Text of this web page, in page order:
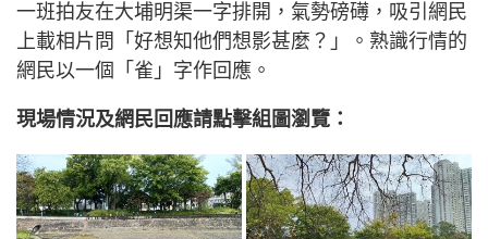
一班拍友在大埔明渠一字排開，氣勢磅礡，吸引網民
上載相片問「好想知他們想影甚麼？」。熟識行情的
網民以一個「雀」字作回應。
現場情況及網民回應請點擊組圖瀏覽：